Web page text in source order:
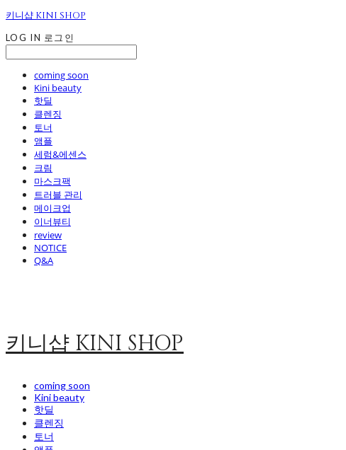
키니샵 KINI SHOP
LOG IN 로그인
coming soon
Kini beauty
핫딜
클렌징
토너
앰플
세럼&에센스
크림
마스크팩
트러블 관리
메이크업
이너뷰티
review
NOTICE
Q&A
키니샵 KINI SHOP
coming soon
Kini beauty
핫딜
클렌징
토너